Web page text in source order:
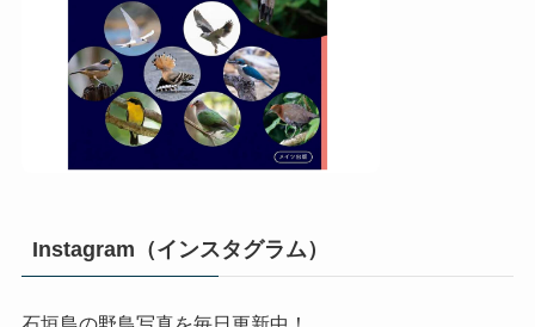
Instagram（インスタグラム）